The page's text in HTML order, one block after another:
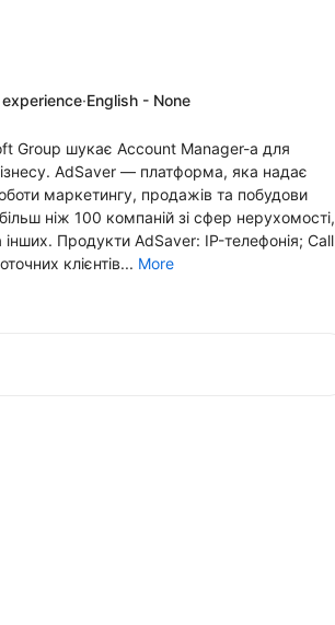
·English - None
Group шукає Account Manager-а для
AdSaver — платформа, яка надає
маркетингу, продажів та побудови
ніж 100 компаній зі сфер нерухомості,
інших. Продукти AdSaver: IP-телефонія; Call
клієнтів... More